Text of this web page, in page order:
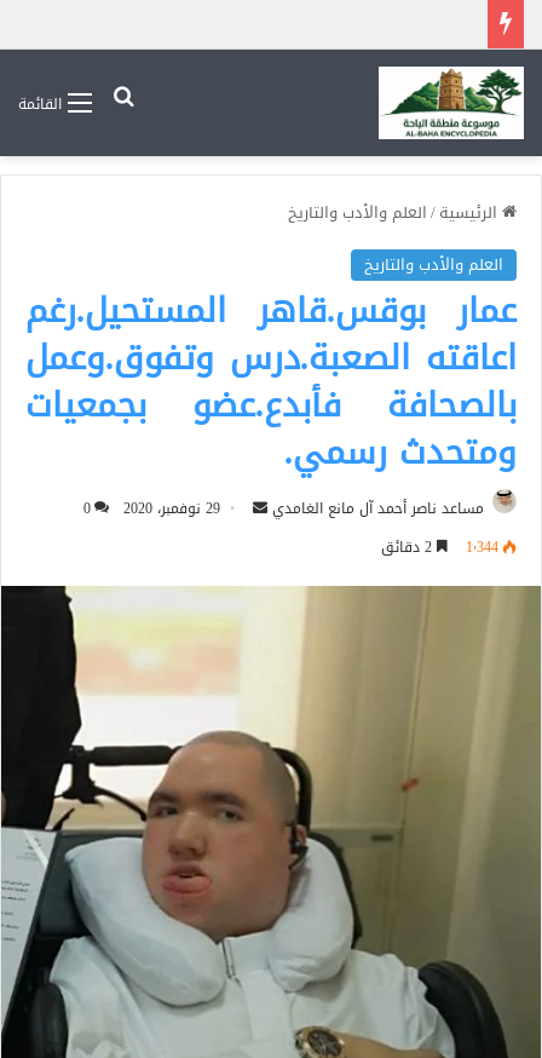
القائمةبحث عن
الرئيسية/العلم والأدب والتاريخ
العلم والأدب والتاريخ
عمار بوقس.قاهر المستحيل.رغم
اعاقته الصعبة.درس وتفوق.وعمل
بالصحافة فأبدع.عضو بجمعيات
ومتحدث رسمي.
مساعد ناصر أحمد آل مانع الغامدي
أرسل 29 نوفمبر، 2020
0
1٬344